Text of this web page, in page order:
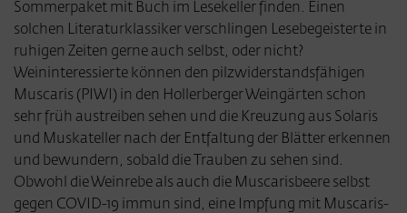
Sommerpaket mit Buch im Lesekeller finden. Einen
solchen Literaturklassiker verschlingen Lesebegeisterte in
ruhigen Zeiten gerne auch selbst, oder nicht?
Weininteressierte können den pilzwiderstandsfähigen
Muscaris (PIWI) in den Hollerberger Weingärten schon
sehr früh austreiben sehen und die Kreuzung aus Solaris
und Muskateller nach der Entfaltung der Blätter erkennen
und bewundern, sobald die Trauben zu sehen sind.
Obwohl die Weinrebe als auch die Muscarisbeere selbst
gegen COVID-19 immun sind, eine Impfung mit Muscaris-